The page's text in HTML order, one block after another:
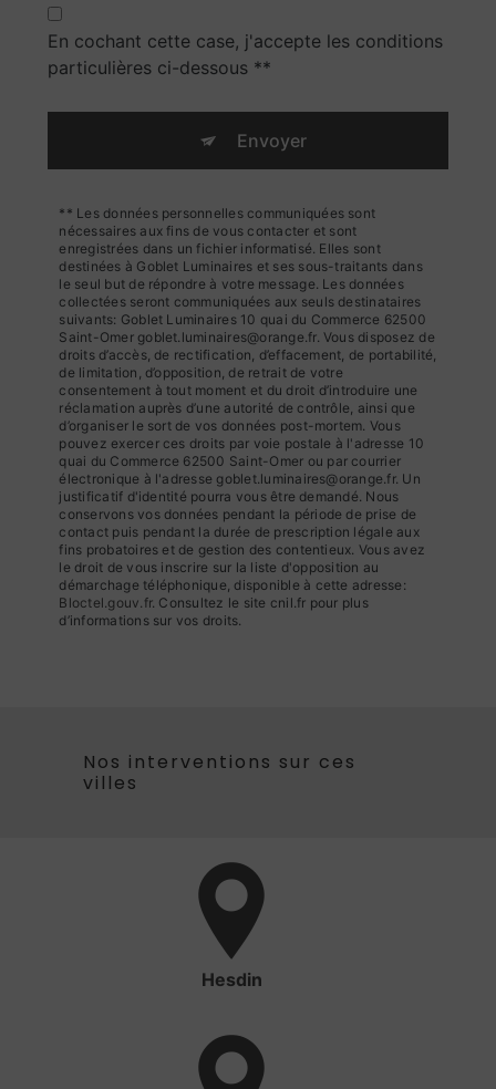
En cochant cette case, j'accepte les conditions
particulières ci-dessous **
Envoyer
** Les données personnelles communiquées sont
nécessaires aux fins de vous contacter et sont
enregistrées dans un fichier informatisé. Elles sont
destinées à Goblet Luminaires et ses sous-traitants dans
le seul but de répondre à votre message. Les données
collectées seront communiquées aux seuls destinataires
suivants: Goblet Luminaires 10 quai du Commerce 62500
Saint-Omer goblet.luminaires@orange.fr. Vous disposez de
droits d’accès, de rectification, d’effacement, de portabilité,
de limitation, d’opposition, de retrait de votre
consentement à tout moment et du droit d’introduire une
réclamation auprès d’une autorité de contrôle, ainsi que
d’organiser le sort de vos données post-mortem. Vous
pouvez exercer ces droits par voie postale à l'adresse 10
quai du Commerce 62500 Saint-Omer ou par courrier
électronique à l'adresse goblet.luminaires@orange.fr. Un
justificatif d'identité pourra vous être demandé. Nous
conservons vos données pendant la période de prise de
contact puis pendant la durée de prescription légale aux
fins probatoires et de gestion des contentieux. Vous avez
le droit de vous inscrire sur la liste d'opposition au
démarchage téléphonique, disponible à cette adresse:
Bloctel.gouv.fr. Consultez le site cnil.fr pour plus
d’informations sur vos droits.
Nos interventions sur ces
villes
Hesdin